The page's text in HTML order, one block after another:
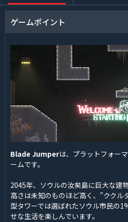
ゲームポイント
Blade Jumperは、プラットフォー
ームです。
2045年、ソウルの汝矣島に巨大な建
高さは未知のものほど高く、"ククル
型タワーでは選ばれたソウル市民の
せな生活を楽しんでいます。